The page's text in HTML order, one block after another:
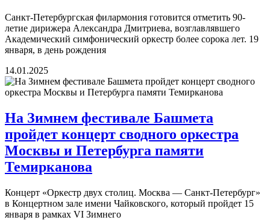
Санкт-Петербургская филармония готовится отметить 90-
летие дирижера Александра Дмитриева, возглавлявшего
Академический симфонический оркестр более сорока лет. 19
января, в день рождения
14.01.2025
На Зимнем фестивале Башмета
пройдет концерт сводного оркестра
Москвы и Петербурга памяти
Темирканова
Концерт «Оркестр двух столиц. Москва — Санкт-Петербург»
в Концертном зале имени Чайковского, который пройдет 15
января в рамках VI Зимнего